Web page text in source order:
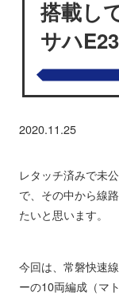
搭載し
サハ
2020.11.25
レタッチ済みで未
で、その中から線
たいと思います。
今回は、常磐快速
ーの10両編成（マ